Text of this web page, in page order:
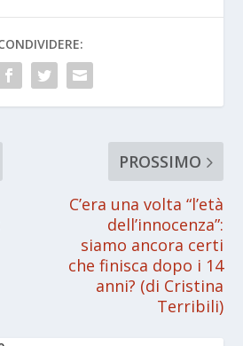
PROSSIMO
C’era una volta “l’età
dell’innocenza”:
siamo ancora certi
che finisca dopo i 14
anni? (di Cristina
Terribili)